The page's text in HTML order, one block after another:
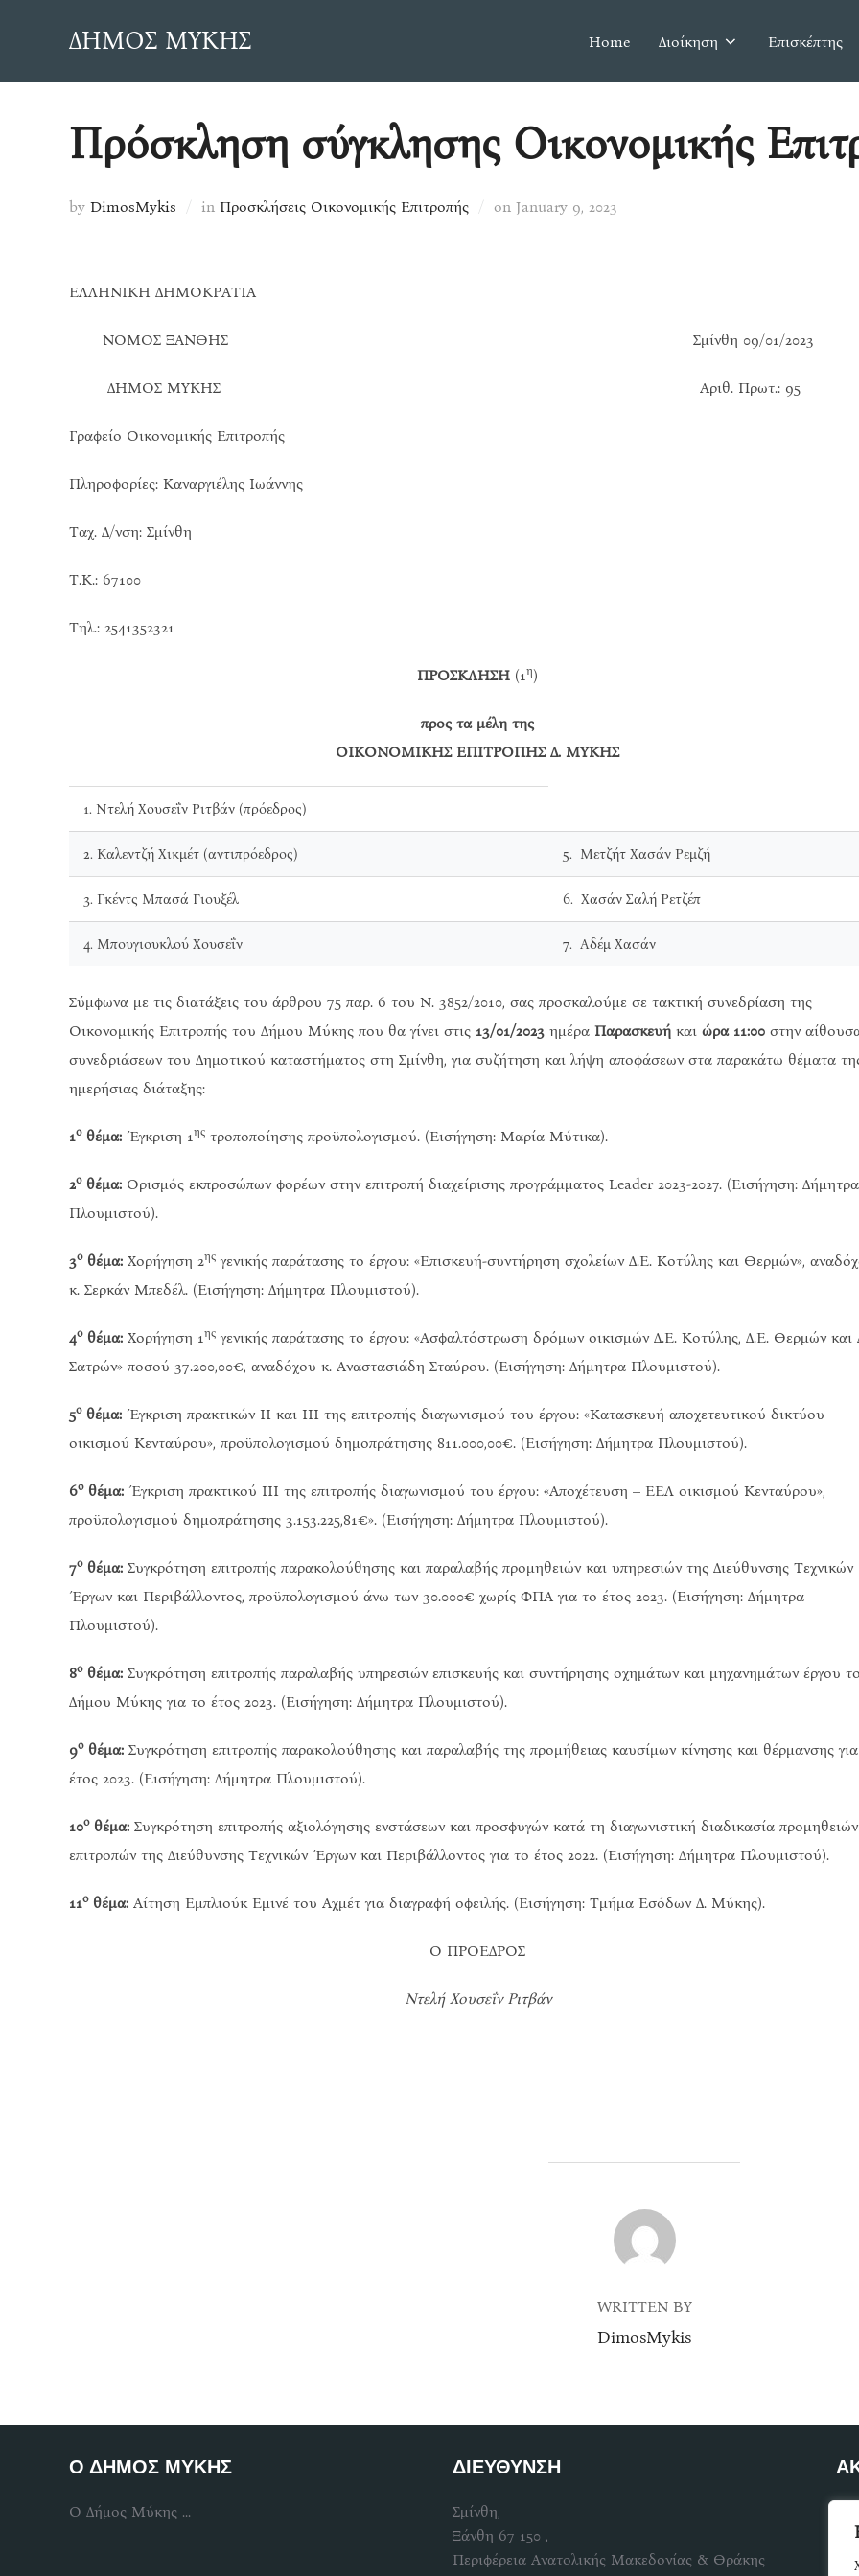
ΔΗΜΟΣ ΜΥΚΗΣ Home Διοίκηση Επισκέπτης
Πρόσκληση σύγκλησης Οικονομικής
by DimosMykis in Προσκλήσεις Οικονομικής Επιτροπής on Posted
January 9, 2023
ΕΛΛΗΝΙΚΗ ΔΗΜΟΚΡΑΤΙΑ
ΝΟΜΟΣ ΞΑΝΘΗΣ Σμίνθη 09/01/2023
ΔΗΜΟΣ ΜΥΚΗΣ Αριθ. Πρωτ.: 95
Γραφείο Οικονομικής Επιτροπής
Πληροφορίες: Καναργιέλης Ιωάννης
Ταχ. Δ/νση: Σμίνθη
Τ.Κ.: 67100
Τηλ.: 2541352321
ΠΡΟΣΚΛΗΣΗ (1η)
προς τα μέλη της
ΟΙΚΟΝΟΜΙΚΗΣ ΕΠΙΤΡΟΠΗΣ Δ. ΜΥΚΗΣ
1. Ντελή Χουσεΐν Ριτβάν (πρόεδρος)
2. Καλεντζή Χικμέτ (αντιπρόεδρος) 5. Μετζήτ Χασάν Ρεμζή
3. Γκέντς Μπασά Γιουξέλ 6. Χασάν Σαλή Ρετζέπ
4. Μπουγιουκλού Χουσεΐν 7. Αδέμ Χασάν
Σύμφωνα με τις διατάξεις του άρθρου 75 παρ. 6 του Ν. 3852/2010, σας προσκαλούμε σε τακτική συνεδρίαση της
Οικονομικής Επιτροπής του Δήμου Μύκης που θα γίνει στις 13/01/2023 ημέρα Παρασκευή και ώρα 11:00 στην
συνεδριάσεων του Δημοτικού καταστήματος στη Σμίνθη, για συζήτηση και λήψη αποφάσεων στα παρακάτω θέματα
ημερήσιας διάταξης:
1οθέμα: Έγκριση 1 ης τροποποίησης προϋπολογισμού. (Εισήγηση: Μαρία Μύτικα).
2οθέμα: Ορισμός εκπροσώπων φορέων στην επιτροπή διαχείρισης προγράμματος Leader 2023-2027. (Εισήγηση: Δήμητρα
Πλουμιστού).
3οθέμα: Χορήγηση 2ης γενικής παράτασης το έργου: «Επισκευή-συντήρηση σχολείων Δ.Ε. Kοτύλης και Θερμών»,
κ. Σερκάν Μπεδέλ. (Εισήγηση: Δήμητρα Πλουμιστού).
4οθέμα: Χορήγηση 1 ης γενικής παράτασης το έργου: «Ασφαλτόστρωση δρόμων οικισμών Δ.Ε. Κοτύλης, Δ.Ε. Θερμών και
Σατρών» ποσού 37.200,00€, αναδόχου κ. Αναστασιάδη Σταύρου. (Εισήγηση: Δήμητρα Πλουμιστού).
5οθέμα: Έγκριση πρακτικών ΙΙ και ΙΙΙ της επιτροπής διαγωνισμού του έργου: «Κατασκευή αποχετευτικού δικτύου
οικισμού Κενταύρου», προϋπολογισμού δημοπράτησης 811.000,00€. (Εισήγηση: Δήμητρα Πλουμιστού).
6οθέμα: Έγκριση πρακτικού ΙΙΙ της επιτροπής διαγωνισμού του έργου: «Αποχέτευση – ΕΕΛ οικισμού Κενταύρου»,
προϋπολογισμού δημοπράτησης 3.153.225,81€». (Εισήγηση: Δήμητρα Πλουμιστού).
7οθέμα: Συγκρότηση επιτροπής παρακολούθησης και παραλαβής προμηθειών και υπηρεσιών της Διεύθυνσης Τεχνικών
Έργων και Περιβάλλοντος, προϋπολογισμού άνω των 30.000€ χωρίς ΦΠΑ για το έτος 2023. (Εισήγηση: Δήμητρα
Πλουμιστού).
8οθέμα: Συγκρότηση επιτροπής παραλαβής υπηρεσιών επισκευής και συντήρησης οχημάτων και μηχανημάτων έργου
Δήμου Μύκης για το έτος 2023. (Εισήγηση: Δήμητρα Πλουμιστού).
9οθέμα: Συγκρότηση επιτροπής παρακολούθησης και παραλαβής της προμήθειας καυσίμων κίνησης και θέρμανσης
έτος 2023. (Εισήγηση: Δήμητρα Πλουμιστού).
10οθέμα: Συγκρότηση επιτροπής αξιολόγησης ενστάσεων και προσφυγών κατά τη διαγωνιστική διαδικασία προμηθειών
επιτροπών της Διεύθυνσης Τεχνικών Έργων και Περιβάλλοντος για το έτος 2022. (Εισήγηση: Δήμητρα Πλουμιστού).
11οθέμα: Αίτηση Εμπλιούκ Εμινέ του Αχμέτ για διαγραφή οφειλής. (Εισήγηση: Τμήμα Εσόδων Δ. Μύκης).
Ο ΠΡΟΕΔΡΟΣ
Ντελή Χουσεΐν Ριτβάν
POST AUTHOR
WRITTEN BY
DimosMykis
Ο ΔΗΜΟΣ ΜΥΚΗΣ
Ο Δήμος Μύκης ...
ΔΙΕΥΘΥΝΣΗ
Σμίνθη,
Ξάνθη 67 150 ,
Περιφέρεια Ανατολικής Μακεδονίας & Θράκης